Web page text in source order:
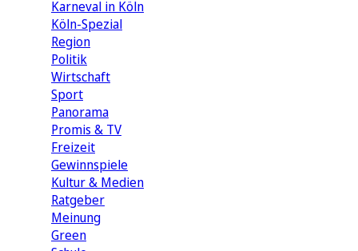
Karneval in Köln
Köln-Spezial
Region
Politik
Wirtschaft
Sport
Panorama
Promis & TV
Freizeit
Gewinnspiele
Kultur & Medien
Ratgeber
Meinung
Green